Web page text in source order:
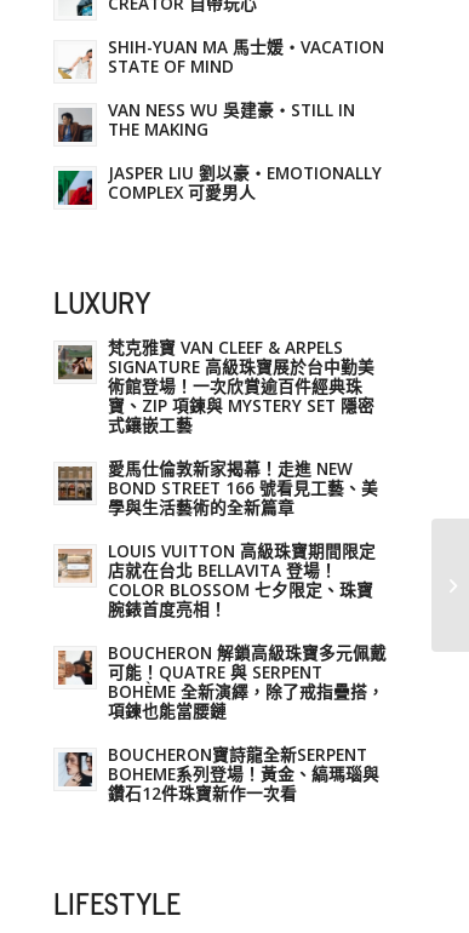
SHIH-YUAN MA 馬士媛・VACATION
STATE OF MIND
VAN NESS WU 吳建豪・STILL IN
THE MAKING
JASPER LIU 劉以豪・EMOTIONALLY
COMPLEX 可愛男人
LUXURY
梵克雅寶 VAN CLEEF & ARPELS
SIGNATURE 高級珠寶展於台中勤美
術館登場！一次欣賞逾百件經典珠
寶、ZIP 項鍊與 MYSTERY SET 隱密
式鑲嵌工藝
愛馬仕倫敦新家揭幕！走進 NEW
BOND STREET 166 號看見工藝、美
學與生活藝術的全新篇章
LOUIS VUITTON 高級珠寶期間限定
店就在台北 BELLAVITA 登場！
COLOR BLOSSOM 七夕限定、珠寶
腕錶首度亮相！
BOUCHERON 解鎖高級珠寶多元佩戴
可能！QUATRE 與 SERPENT
BOHÈME 全新演繹，除了戒指疊搭，
項鍊也能當腰鏈
BOUCHERON寶詩龍全新SERPENT
BOHEME系列登場！黃金、縞瑪瑙與
鑽石12件珠寶新作一次看
LIFESTYLE